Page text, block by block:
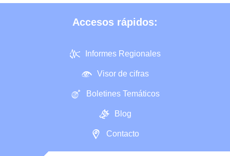
Accesos rápidos:
Informes Regionales
Visor de cifras
Boletines Temáticos
Blog
Contacto